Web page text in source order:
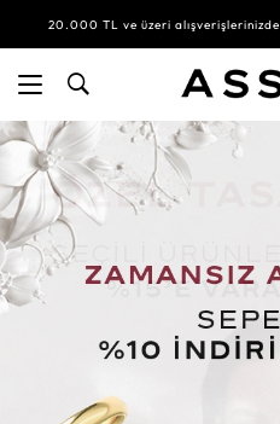
20.000 TL ve üzeri alışverişlerinizde